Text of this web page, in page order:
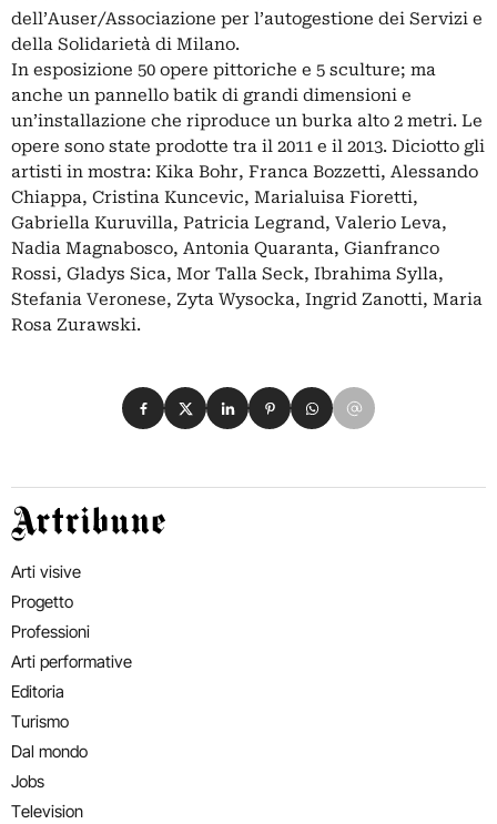
dell’Auser/Associazione per l’autogestione dei Servizi e
della Solidarietà di Milano.
In esposizione 50 opere pittoriche e 5 sculture; ma
anche un pannello batik di grandi dimensioni e
un’installazione che riproduce un burka alto 2 metri. Le
opere sono state prodotte tra il 2011 e il 2013. Diciotto gli
artisti in mostra: Kika Bohr, Franca Bozzetti, Alessando
Chiappa, Cristina Kuncevic, Marialuisa Fioretti,
Gabriella Kuruvilla, Patricia Legrand, Valerio Leva,
Nadia Magnabosco, Antonia Quaranta, Gianfranco
Rossi, Gladys Sica, Mor Talla Seck, Ibrahima Sylla,
Stefania Veronese, Zyta Wysocka, Ingrid Zanotti, Maria
Rosa Zurawski.
Condividi su Facebook
Condividi su X
Condividi su LinkedIn
Condividi su Pinterest
Condividi su WhatsApp
Condividi su Email
Artribune
Arti visive
Progetto
Professioni
Arti performative
Editoria
Turismo
Dal mondo
Jobs
Television